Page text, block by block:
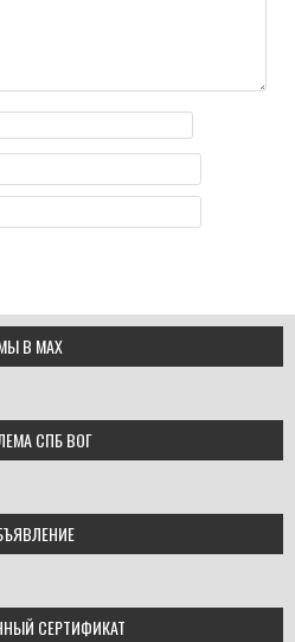
В МАХ
СПБ ВОГ
СЕРТИФИКАТ